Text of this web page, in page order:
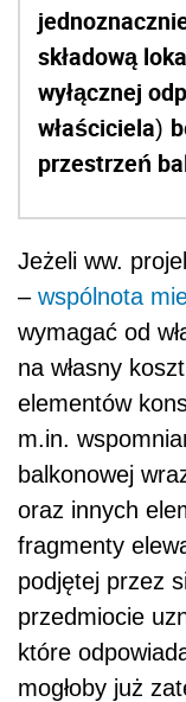
składową
wyłącznej
właściciela)
przestrzeń
Jeżeli ww.
– wspólnota
wymagać od
na własny
elementów
m.in.
balkonowej
oraz innych
fragmenty
podjętej przez
przedmiocie
które
mogłoby już